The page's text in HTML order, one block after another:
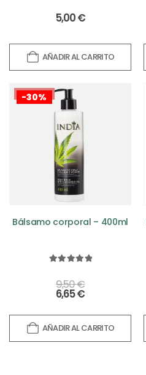
5,00€
AÑADIR AL CARRITO
-30%
¡OFERTA!
Bálsamo corporal – 400ml
9,50€
6,65€
AÑADIR AL CARRITO